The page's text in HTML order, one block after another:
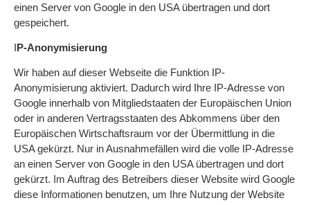
einen Server von Google in den USA übertragen und dort
gespeichert.
IP-Anonymisierung
Wir haben auf dieser Webseite die Funktion IP-
Anonymisierung aktiviert. Dadurch wird Ihre IP-Adresse von
Google innerhalb von Mitgliedstaaten der Europäischen Union
oder in anderen Vertragsstaaten des Abkommens über den
Europäischen Wirtschaftsraum vor der Übermittlung in die
USA gekürzt. Nur in Ausnahmefällen wird die volle IP-Adresse
an einen Server von Google in den USA übertragen und dort
gekürzt. Im Auftrag des Betreibers dieser Website wird Google
diese Informationen benutzen, um Ihre Nutzung der Website